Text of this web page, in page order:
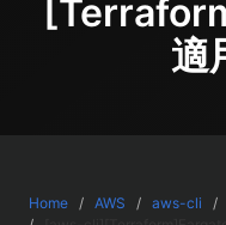
適
Home AWS aws-cli